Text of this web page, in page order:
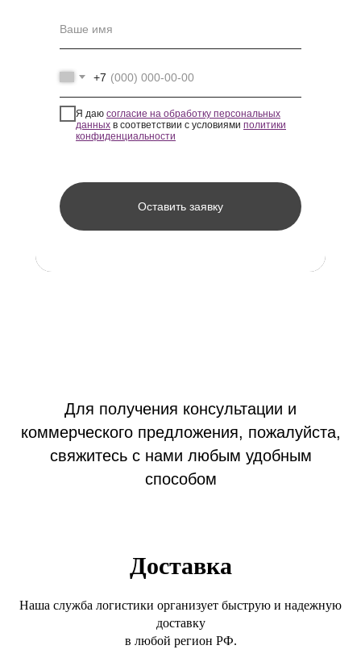
+7
Я даю согласие на обработку персональных
данных в соответствии с условиями политики
конфиденциальности
Оставить заявку
Для получения консультации и
коммерческого предложения, пожалуйста,
свяжитесь с нами любым удобным
способом
Доставка
Наша служба логистики организует быструю и надежную
доставку
в любой регион РФ.